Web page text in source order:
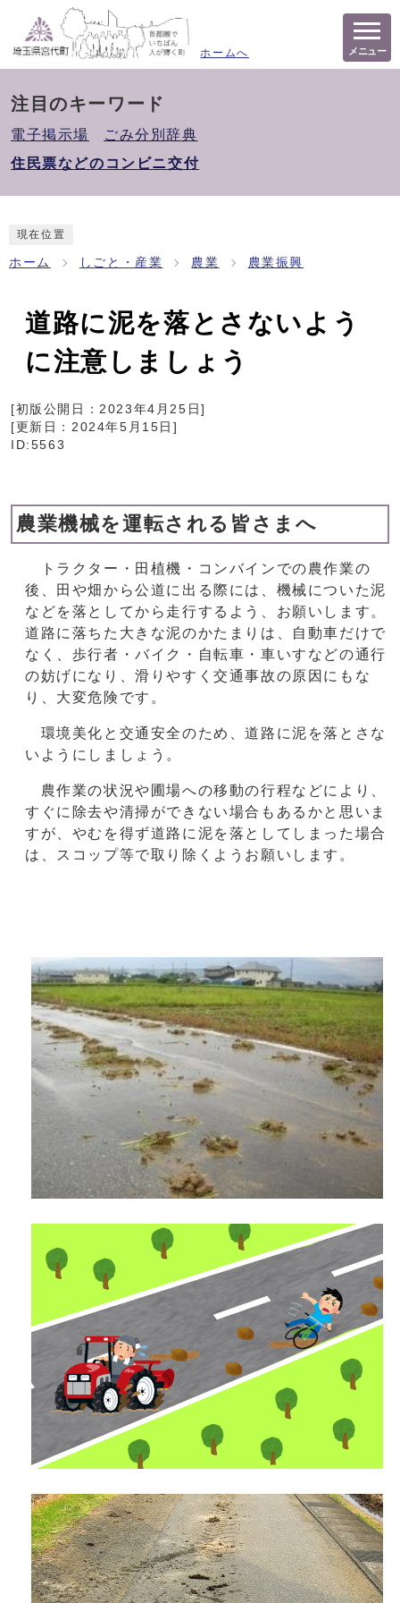
ホームへ メニュー
注目のキーワード
電子掲示場
ごみ分別辞典
住民票などのコンビニ交付
現在位置
ホーム しごと・産業 農業 農業振興
道路に泥を落とさないよう
に注意しましょう
[初版公開日：2023年4月25日]
[更新日： 2024年5月15日 ]
ID:5563
農業機械を運転される皆さまへ
トラクター・田植機・コンバインでの農作業の
後、田や畑から公道に出る際には、機械についた泥
などを落としてから走行するよう、お願いします。
道路に落ちた大きな泥のかたまりは、自動車だけで
なく、歩行者・バイク・自転車・車いすなどの通行
の妨げになり、滑りやすく交通事故の原因にもな
り、大変危険です。
環境美化と交通安全のため、道路に泥を落とさな
いようにしましょう。
農作業の状況や圃場への移動の行程などにより、
すぐに除去や清掃ができない場合もあるかと思いま
すが、やむを得ず道路に泥を落としてしまった場合
は、スコップ等で取り除くようお願いします。